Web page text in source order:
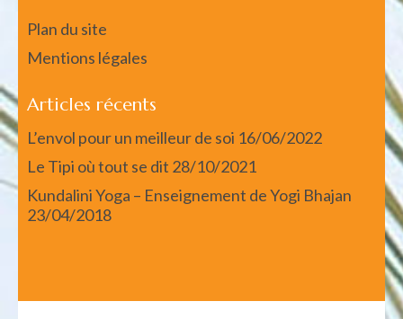
Plan du site
Mentions légales
Articles récents
L’envol pour un meilleur de soi 16/06/2022
Le Tipi où tout se dit 28/10/2021
Kundalini Yoga – Enseignement de Yogi Bhajan
23/04/2018